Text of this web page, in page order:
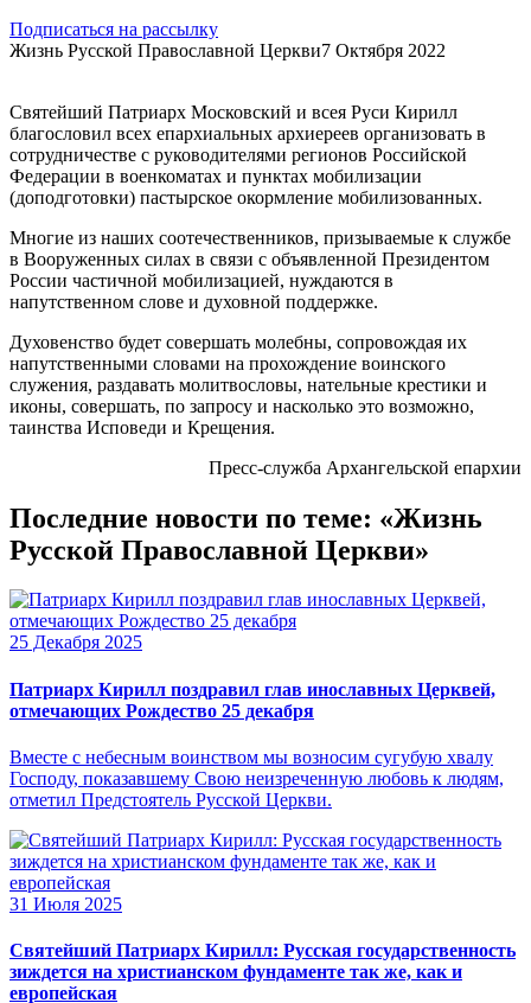
Подписаться на рассылку
Жизнь Русской Православной Церкви7 Октября 2022
Святейший Патриарх Московский и всея Руси Кирилл
благословил всех епархиальных архиереев организовать в
сотрудничестве с руководителями регионов Российской
Федерации в военкоматах и пунктах мобилизации
(доподготовки) пастырское окормление мобилизованных.
Многие из наших соотечественников, призываемые к службе
в Вооруженных силах в связи с объявленной Президентом
России частичной мобилизацией, нуждаются в
напутственном слове и духовной поддержке.
Духовенство будет совершать молебны, сопровождая их
напутственными словами на прохождение воинского
служения, раздавать молитвословы, нательные крестики и
иконы, совершать, по запросу и насколько это возможно,
таинства Исповеди и Крещения.
Пресс-служба Архангельской епархии
Последние новости по теме: «Жизнь
Русской Православной Церкви»
25 Декабря 2025
Патриарх Кирилл поздравил глав инославных Церквей,
отмечающих Рождество 25 декабря
Вместе с небесным воинством мы возносим сугубую хвалу
Господу, показавшему Свою неизреченную любовь к людям,
отметил Предстоятель Русской Церкви.
31 Июля 2025
Святейший Патриарх Кирилл: Русская государственность
зиждется на христианском фундаменте так же, как и
европейская